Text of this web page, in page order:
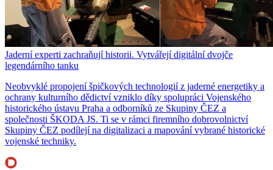
Jaderní experti zachraňují historii. Vytvářejí digitální dvojče
legendárního tanku
Neobvyklé propojení špičkových technologií z jaderné energetiky a
ochrany kulturního dědictví vzniklo díky spolupráci Vojenského
historického ústavu Praha a odborníků ze Skupiny ČEZ a
společnosti ŠKODA JS. Ti se v rámci firemního dobrovolnictví
Skupiny ČEZ podílejí na digitalizaci a mapování vybrané historické
vojenské techniky.